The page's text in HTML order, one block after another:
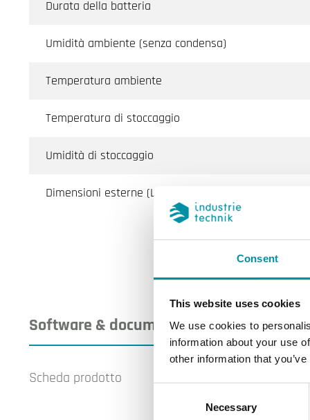
Consent
This website uses cookies
We use cookies to
information about your use
other information that
Necessary
Durata della batteria
Umidità ambiente (senza condensa)
Temperatura ambiente
Temperatura di stoccaggio
Umidità di stoccaggio
Dimensioni esterne (LxAxP)
Software & documentazione
Scheda prodotto